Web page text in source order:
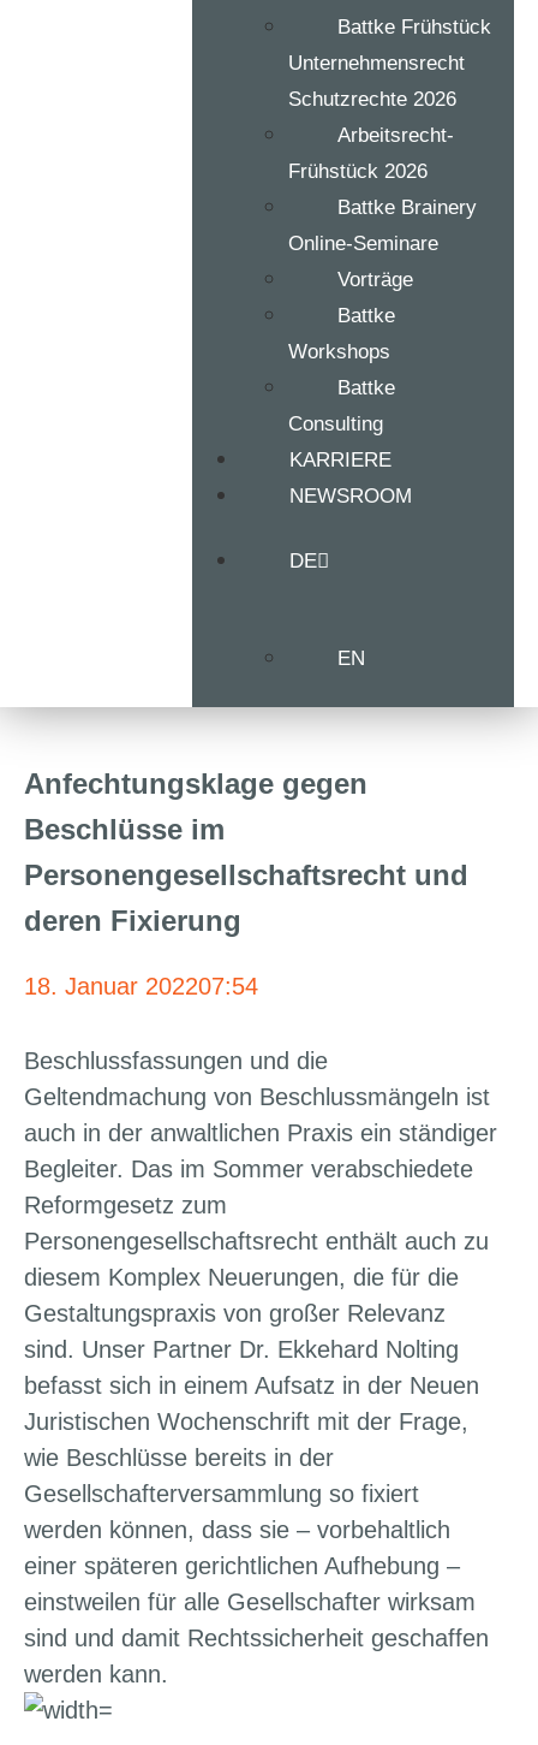
Battke Frühstück
Unternehmensrecht
Schutzrechte 2026
Arbeitsrecht-
Frühstück 2026
Battke Brainery
Online-Seminare
Vorträge
Battke
Workshops
Battke
Consulting
KARRIERE
NEWSROOM
DE
EN
Anfechtungsklage gegen
Beschlüsse im
Personengesellschaftsrecht und
deren Fixierung
18. Januar 202207:54
Beschlussfassungen und die
Geltendmachung von Beschlussmängeln ist
auch in der anwaltlichen Praxis ein ständiger
Begleiter. Das im Sommer verabschiedete
Reformgesetz zum
Personengesellschaftsrecht enthält auch zu
diesem Komplex Neuerungen, die für die
Gestaltungspraxis von großer Relevanz
sind. Unser Partner Dr. Ekkehard Nolting
befasst sich in einem Aufsatz in der Neuen
Juristischen Wochenschrift mit der Frage,
wie Beschlüsse bereits in der
Gesellschafterversammlung so fixiert
werden können, dass sie – vorbehaltlich
einer späteren gerichtlichen Aufhebung –
einstweilen für alle Gesellschafter wirksam
sind und damit Rechtssicherheit geschaffen
werden kann.